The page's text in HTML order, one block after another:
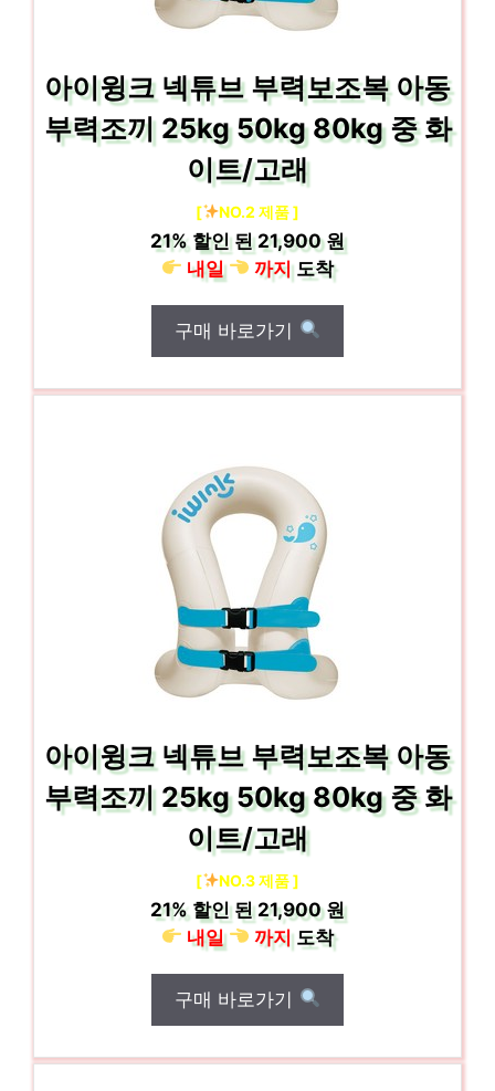
아이윙크 넥튜브 부력보조복 아동
부력조끼 25kg 50kg 80kg 중 화
이트/고래
[ NO.2 제품 ]
21% 할인 된21,900 원
내일
까지도착
구매 바로가기
아이윙크 넥튜브 부력보조복 아동
부력조끼 25kg 50kg 80kg 중 화
이트/고래
[ NO.3 제품 ]
21% 할인 된21,900 원
내일
까지도착
구매 바로가기